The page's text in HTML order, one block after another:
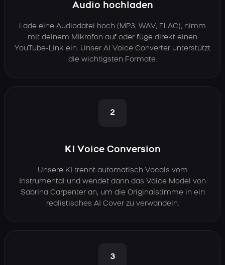
Audio hochladen
Lade eine Audiodatei hoch (MP3, WAV, FLAC), nimm
mit deinem Mikrofon auf oder füge direkt einen
YouTube-Link ein. Unser AI Voice Converter unterstützt
die wichtigsten Formate.
2
KI Voice Conversion
Unsere KI trennt automatisch Vocals vom
Instrumental und wendet dann das Voice Model von
Sabrina Carpenter an, um die Originalstimme in ein
realistisches AI Cover zu verwandeln.
3